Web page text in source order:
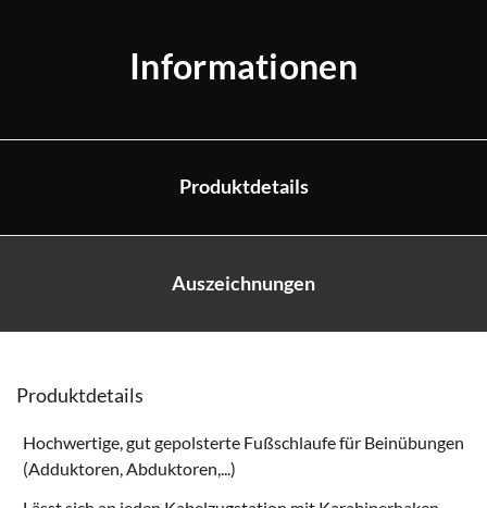
Informationen
Produktdetails
Auszeichnungen
Produktdetails
Hochwertige, gut gepolsterte Fußschlaufe für Beinübungen
(Adduktoren, Abduktoren,...)